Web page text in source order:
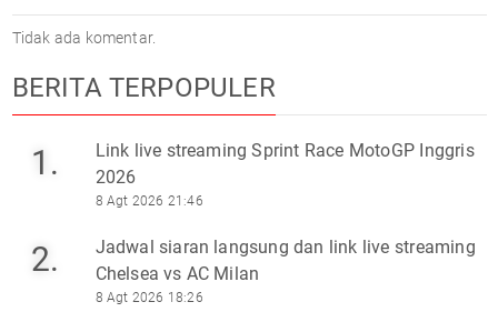
Tidak ada komentar.
BERITA TERPOPULER
1.
Link live streaming Sprint Race MotoGP Inggris
2026
8 Agt 2026 21:46
2.
Jadwal siaran langsung dan link live streaming
Chelsea vs AC Milan
8 Agt 2026 18:26